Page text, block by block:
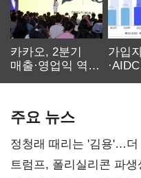
카카오, 2분기
매출·영업익 역대
가입
주요 뉴스
정청래 때리는 '김용'…더
트럼프, 폴리실리콘 파